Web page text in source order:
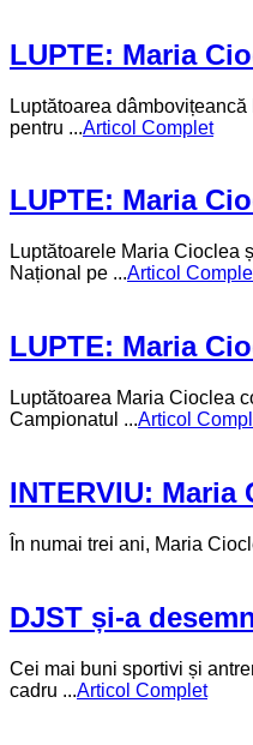
LUPTE: Maria
Luptătoarea
pentru ...Articol Complet
LUPTE: Maria
Luptătoarele Maria Cioclea
Național pe ...Articol
LUPTE: Maria
Luptătoarea Maria Cioclea
Campionatul ...Articol
INTERVIU:
În numai trei ani, Maria
DJST și-a
Cei mai buni sportivi și
cadru ...Articol Complet